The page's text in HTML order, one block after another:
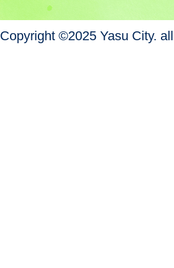
Copyright ©2025 Yasu City.